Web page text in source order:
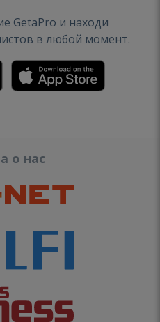
GetaPro и находи
в любой момент.
о нас